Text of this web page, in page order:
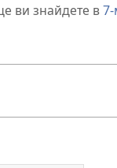
ви знайдете в7-